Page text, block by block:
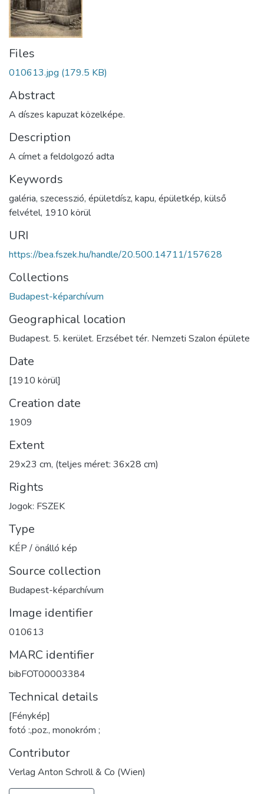
Files
010613.jpg (179.5 KB)
Abstract
A díszes kapuzat közelképe.
Description
A címet a feldolgozó adta
Keywords
galéria, szecesszió, épületdísz, kapu, épületkép, külső
felvétel, 1910 körül
URI
https://bea.fszek.hu/handle/20.500.14711/157628
Collections
Budapest-képarchívum
Geographical location
Budapest. 5. kerület. Erzsébet tér. Nemzeti Szalon épülete
Date
[1910 körül]
Creation date
1909
Extent
29x23 cm, (teljes méret: 36x28 cm)
Rights
Jogok: FSZEK
Type
KÉP / önálló kép
Source collection
Budapest-képarchívum
Image identifier
010613
MARC identifier
bibFOT00003384
Technical details
[Fénykép]
fotó :,poz., monokróm ;
Contributor
Verlag Anton Schroll & Co (Wien)